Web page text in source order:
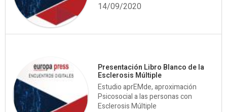
14/09/2020
Presentación Libro Blanco de la
Esclerosis Múltiple
Estudio aprEMde, aproximación
Psicosocial a las personas con
Esclerosis Múltiple